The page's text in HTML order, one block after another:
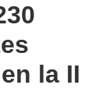
la II